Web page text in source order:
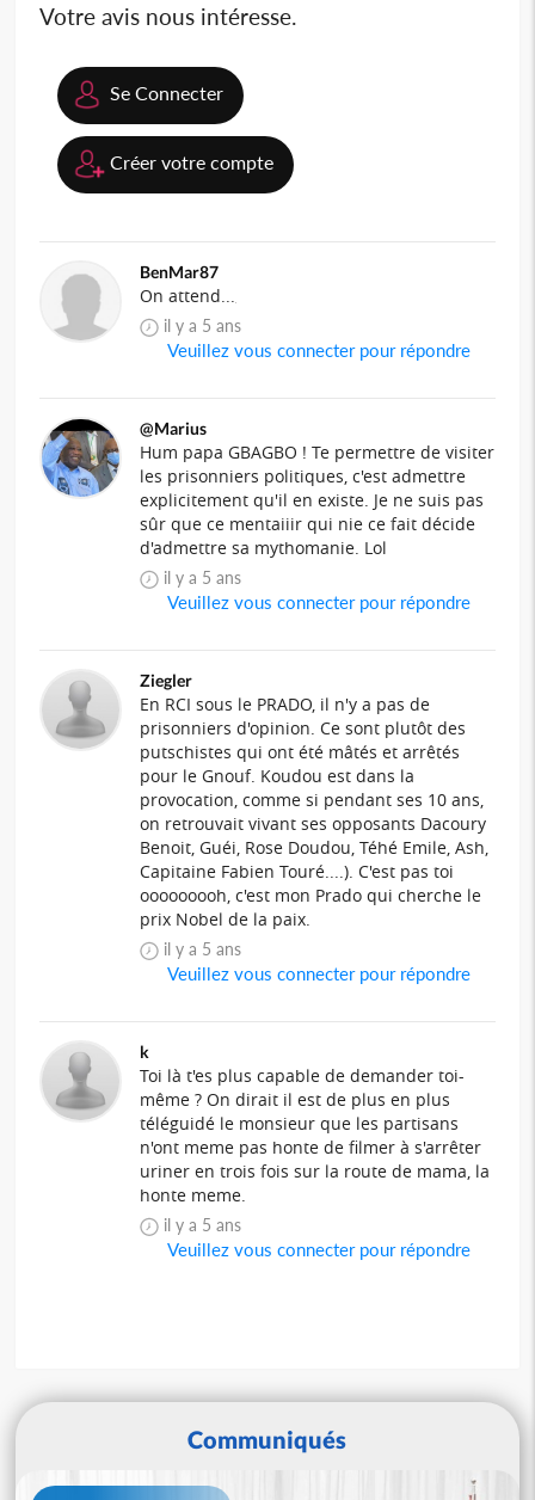
Votre avis nous intéresse.
Se Connecter
Créer votre compte
BenMar87
On attend...
il y a 5 ans
Veuillez vous connecter pour répondre
@Marius
Hum papa GBAGBO ! Te permettre de visiter
les prisonniers politiques, c'est admettre
explicitement qu'il en existe. Je ne suis pas
sûr que ce mentaiiir qui nie ce fait décide
d'admettre sa mythomanie. Lol
il y a 5 ans
Veuillez vous connecter pour répondre
Ziegler
En RCI sous le PRADO, il n'y a pas de
prisonniers d'opinion. Ce sont plutôt des
putschistes qui ont été mâtés et arrêtés
pour le Gnouf. Koudou est dans la
provocation, comme si pendant ses 10 ans,
on retrouvait vivant ses opposants Dacoury
Benoit, Guéi, Rose Doudou, Téhé Emile, Ash,
Capitaine Fabien Touré....). C'est pas toi
ooooooooh, c'est mon Prado qui cherche le
prix Nobel de la paix.
il y a 5 ans
Veuillez vous connecter pour répondre
k
Toi là t'es plus capable de demander toi-
même ? On dirait il est de plus en plus
téléguidé le monsieur que les partisans
n'ont meme pas honte de filmer à s'arrêter
uriner en trois fois sur la route de mama, la
honte meme.
il y a 5 ans
Veuillez vous connecter pour répondre
Communiqués